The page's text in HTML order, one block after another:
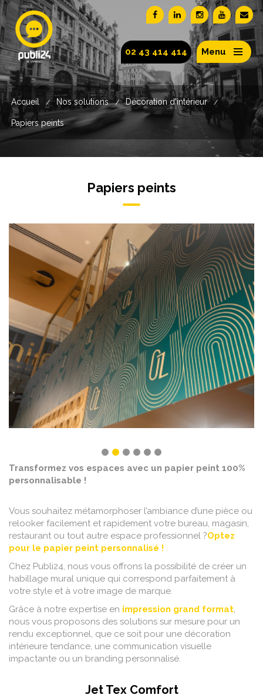
02 43 414 414 Menu
Accueil / Nos solutions / Décoration d'intérieur /
Papiers peints
Papiers peints
Transformez vos espaces avec un papier peint 100%
personnalisable !
Vous souhaitez métamorphoser l’ambiance d’une pièce ou
relooker facilement et rapidement votre bureau, magasin,
restaurant ou tout autre espace professionnel ?Optez
pour le papier peint personnalisé !
Chez Publi24, nous vous offrons la possibilité de créer un
habillage mural unique qui correspond parfaitement à
votre style et à votre image de marque.
Grâce à notre expertise en impression grand format,
nous vous proposons des solutions sur mesure pour un
rendu exceptionnel, que ce soit pour une décoration
intérieure tendance, une communication visuelle
impactante ou un branding personnalisé.
Jet Tex Comfort